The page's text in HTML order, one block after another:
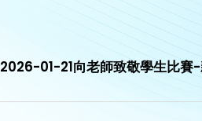
2026-01-21向老師致敬學生比